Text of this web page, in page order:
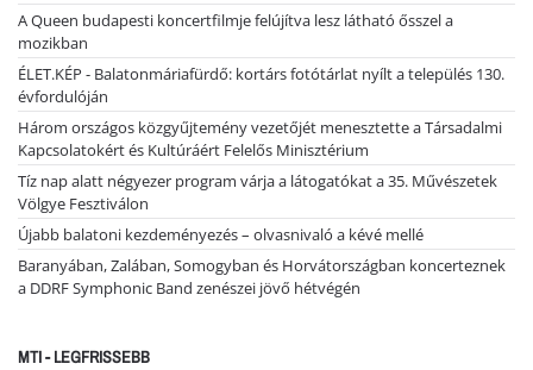
A Queen budapesti koncertfilmje felújítva lesz látható ősszel a
mozikban
ÉLET.KÉP - Balatonmáriafürdő: kortárs fotótárlat nyílt a település 130.
évfordulóján
Három országos közgyűjtemény vezetőjét menesztette a Társadalmi
Kapcsolatokért és Kultúráért Felelős Minisztérium
Tíz nap alatt négyezer program várja a látogatókat a 35. Művészetek
Völgye Fesztiválon
Újabb balatoni kezdeményezés – olvasnivaló a kévé mellé
Baranyában, Zalában, Somogyban és Horvátországban koncerteznek
a DDRF Symphonic Band zenészei jövő hétvégén
MTI - LEGFRISSEBB